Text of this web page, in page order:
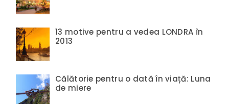
13 motive pentru a vedea LONDRA în
2013
Călătorie pentru o dată în viață: Luna
de miere